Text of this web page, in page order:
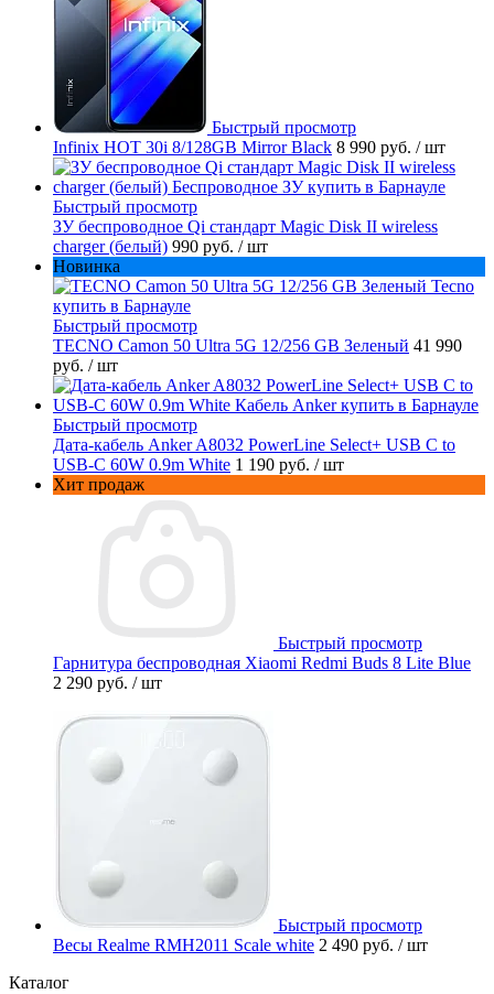
Быстрый просмотр
Infinix HOT 30i 8/128GB Mirror Black 8 990 руб. / шт
Быстрый просмотр
ЗУ беспроводное Qi стандарт Magic Disk II wireless
charger (белый) 990 руб. / шт
Новинка
Быстрый просмотр
TECNO Camon 50 Ultra 5G 12/256 GB Зеленый 41 990
руб. / шт
Быстрый просмотр
Дата-кабель Anker A8032 PowerLine Select+ USB C to
USB-C 60W 0.9m White 1 190 руб. / шт
Хит продаж
Быстрый просмотр
Гарнитура беспроводная Xiaomi Redmi Buds 8 Lite Blue
2 290 руб. / шт
Быстрый просмотр
Весы Realme RMH2011 Scale white 2 490 руб. / шт
Каталог